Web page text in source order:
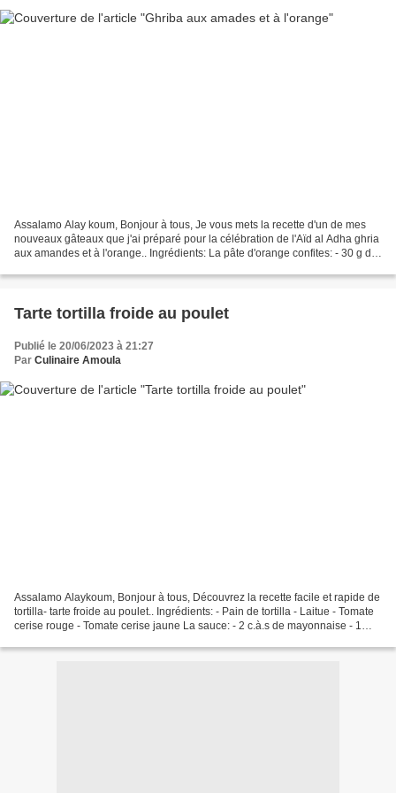
Assalamo Alay koum, Bonjour à tous, Je vous mets la recette d'un de mes
nouveaux gâteaux que j'ai préparé pour la célébration de l'Aïd al Adha ghria
aux amandes et à l'orange.. Ingrédients: La pâte d'orange confites: - 30 g de
Tarte tortilla froide au poulet
Publié le 20/06/2023 à 21:27
Par Culinaire Amoula
Assalamo Alaykoum, Bonjour à tous, Découvrez la recette facile et rapide de
tortilla- tarte froide au poulet.. Ingrédients: - Pain de tortilla - Laitue - Tomate
cerise rouge - Tomate cerise jaune La sauce: - 2 c.à.s de mayonnaise - 1